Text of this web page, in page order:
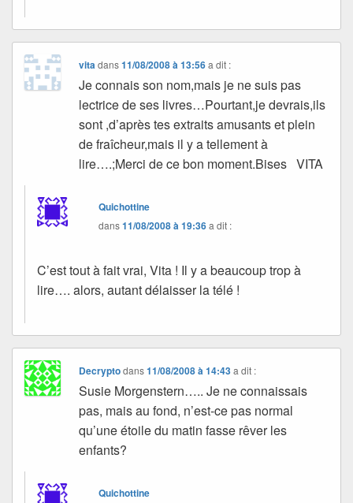
vitadans11/08/2008 à 13:56 a dit :
Je connais son nom,mais je ne suis pas
lectrice de ses livres…Pourtant,je devrais,ils
sont ,d’après tes extraits amusants et plein
de fraîcheur,mais il y a tellement à
lire….;Merci de ce bon moment.Bises VITA
Quichottine
dans11/08/2008 à 19:36a dit :
C’est tout à fait vrai, Vita ! Il y a beaucoup trop à
lire…. alors, autant délaisser la télé !
Decryptodans11/08/2008 à 14:43 a dit :
Susie Morgenstern….. Je ne connaissais
pas, mais au fond, n’est-ce pas normal
qu’une étoile du matin fasse rêver les
enfants?
Quichottine